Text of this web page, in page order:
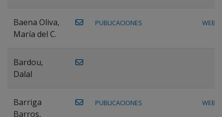
Baena Oliva,
María del C.
PUBLICACIONES WEB
Bardou,
Dalal
Barriga
Barros,
PUBLICACIONES WEB